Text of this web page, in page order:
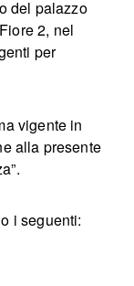
del palazzo
2, nel
per
vigente in
alla presente
i seguenti: